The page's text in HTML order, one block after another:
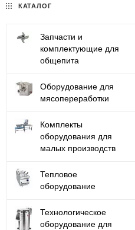
КАТАЛОГ
Запчасти и
комплектующие для
общепита
Оборудование для
мясопереработки
Комплекты
оборудования для
малых производств
Тепловое
оборудование
Технологическое
оборудование для